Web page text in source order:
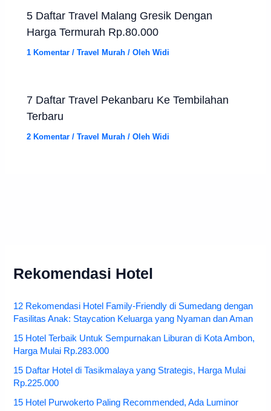
5 Daftar Travel Malang Gresik Dengan
Harga Termurah Rp.80.000
1 Komentar /Travel Murah / OlehWidi
7 Daftar Travel Pekanbaru Ke Tembilahan
Terbaru
2 Komentar /Travel Murah / OlehWidi
Rekomendasi Hotel
12 Rekomendasi Hotel Family-Friendly di Sumedang dengan
Fasilitas Anak: Staycation Keluarga yang Nyaman dan Aman
15 Hotel Terbaik Untuk Sempurnakan Liburan di Kota Ambon,
Harga Mulai Rp.283.000
15 Daftar Hotel di Tasikmalaya yang Strategis, Harga Mulai
Rp.225.000
15 Hotel Purwokerto Paling Recommended, Ada Luminor